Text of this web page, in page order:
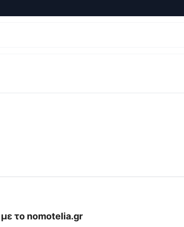
για
το nomotelia.gr